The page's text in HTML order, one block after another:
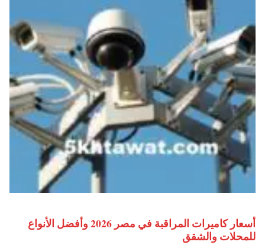
أسعار كاميرات المراقبة في مصر 2026 وأفضل الأنواع
للمحلات والشقق